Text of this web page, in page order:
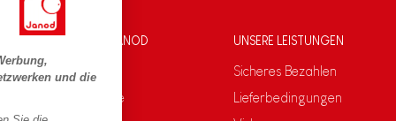
und die
DIE WELT VON JANOD
Die Geschichte
Unsere Expertise
UNSERE LEISTUNGEN
Sicheres Bezahlen
Lieferbedingungen